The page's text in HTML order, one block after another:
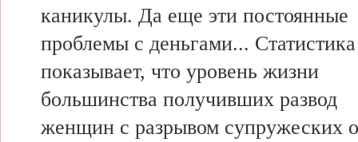
каникулы. Да еще эти постоянные
проблемы с деньгами... Статистика
показывает, что уровень жизни
большинства получивших развод
женщин с разрывом супружеских